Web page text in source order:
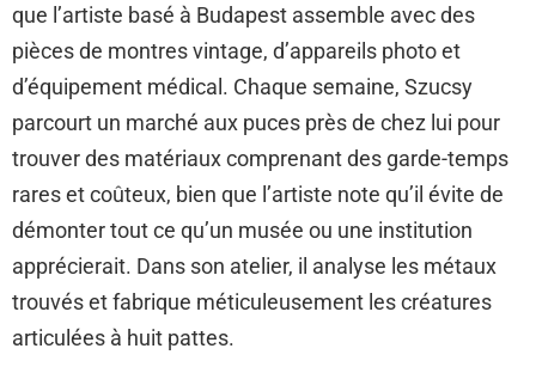
que l’artiste basé à Budapest assemble avec des
pièces de montres vintage, d’appareils photo et
d’équipement médical. Chaque semaine, Szucsy
parcourt un marché aux puces près de chez lui pour
trouver des matériaux comprenant des garde-temps
rares et coûteux, bien que l’artiste note qu’il évite de
démonter tout ce qu’un musée ou une institution
apprécierait. Dans son atelier, il analyse les métaux
trouvés et fabrique méticuleusement les créatures
articulées à huit pattes.